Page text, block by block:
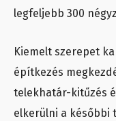
legfeljebb 300
Kiemelt szerepet
építkezés
telekhatár-kitűzés
elkerülni a későbbi